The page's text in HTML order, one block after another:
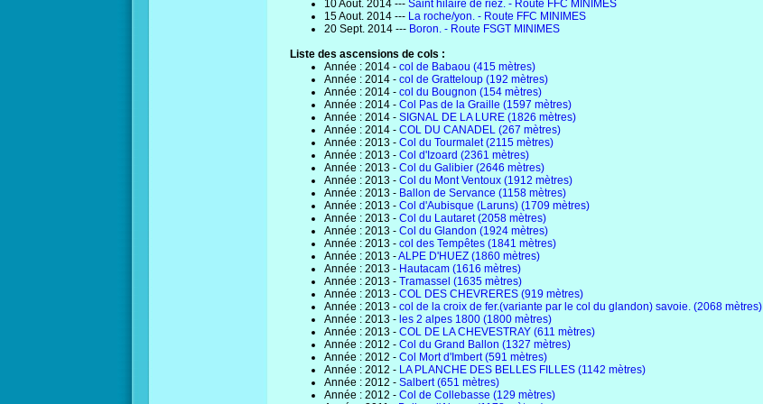
10 Aout. 2014 --- Saint hilaire de riez. - Route FFC MINIMES
15 Aout. 2014 --- La roche/yon. - Route FFC MINIMES
20 Sept. 2014 --- Boron. - Route FSGT MINIMES
Liste des ascensions de cols :
Année : 2014 - col de Babaou (415 mètres)
Année : 2014 - col de Gratteloup (192 mètres)
Année : 2014 - col du Bougnon (154 mètres)
Année : 2014 - Col Pas de la Graille (1597 mètres)
Année : 2014 - SIGNAL DE LA LURE (1826 mètres)
Année : 2014 - COL DU CANADEL (267 mètres)
Année : 2013 - Col du Tourmalet (2115 mètres)
Année : 2013 - Col d'Izoard (2361 mètres)
Année : 2013 - Col du Galibier (2646 mètres)
Année : 2013 - Col du Mont Ventoux (1912 mètres)
Année : 2013 - Ballon de Servance (1158 mètres)
Année : 2013 - Col d'Aubisque (Laruns) (1709 mètres)
Année : 2013 - Col du Lautaret (2058 mètres)
Année : 2013 - Col du Glandon (1924 mètres)
Année : 2013 - col des Tempêtes (1841 mètres)
Année : 2013 -ALPE D'HUEZ (1860 mètres)
Année : 2013 - Hautacam (1616 mètres)
Année : 2013 - Tramassel (1635 mètres)
Année : 2013 - COL DES CHEVRERES (919 mètres)
Année : 2013 - col de la croix de fer.(variante par le col du glandon) savoie. (2068 mètres)
Année : 2013 - les 2 alpes 1800 (1800 mètres)
Année : 2013 - COL DE LA CHEVESTRAY (611 mètres)
Année : 2012 - Col du Grand Ballon (1327 mètres)
Année : 2012 - Col Mort d'Imbert (591 mètres)
Année : 2012 - LA PLANCHE DES BELLES FILLES (1142 mètres)
Année : 2012 - Salbert (651 mètres)
Année : 2012 - Col de Collebasse (129 mètres)